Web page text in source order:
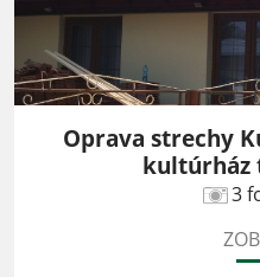
Oprava strechy
kultúrház
3